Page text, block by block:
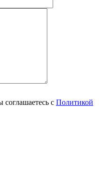
с Политикой